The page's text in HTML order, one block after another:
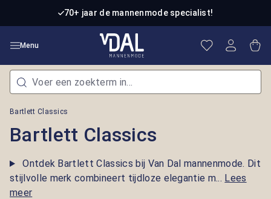
Ga naar de hoofdinhoud70+ jaar de mannenmode specialist!
Menu Je hebt 0
Bartlett Classics
Bartlett Classics
Ontdek Bartlett Classics bij Van Dal mannenmode. Dit
stijlvolle merk combineert tijdloze elegantie m... Lees
meer